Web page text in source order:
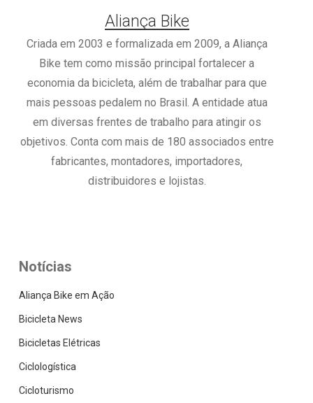
Aliança Bike
Criada em 2003 e formalizada em 2009, a Aliança
Bike tem como missão principal fortalecer a
economia da bicicleta, além de trabalhar para que
mais pessoas pedalem no Brasil. A entidade atua
em diversas frentes de trabalho para atingir os
objetivos. Conta com mais de 180 associados entre
fabricantes, montadores, importadores,
distribuidores e lojistas.
Notícias
Aliança Bike em Ação
Bicicleta News
Bicicletas Elétricas
Ciclologística
Cicloturismo